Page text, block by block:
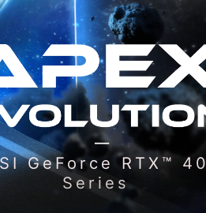
GeForce RTX™ 40
Series